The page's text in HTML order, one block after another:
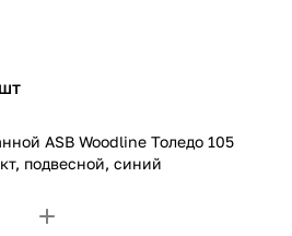
ASB Woodline Толедо 105
подвесной, синий